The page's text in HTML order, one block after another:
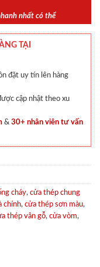
nhất có thể
TẠI
đặt uy tín lên hàng
cập nhật theo xu
& 30+ nhân viên tư vấn
cháy, cửa thép chung
chính, cửa thép sơn màu,
thép vân gỗ, cửa vòm,